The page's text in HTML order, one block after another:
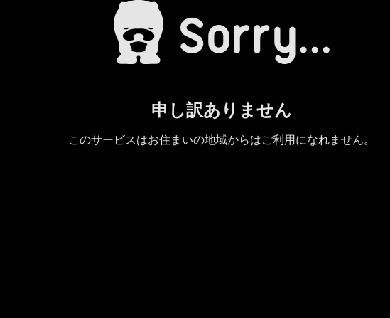
申し訳ありません
このサービスはお住まいの地域からはご利用になれません。